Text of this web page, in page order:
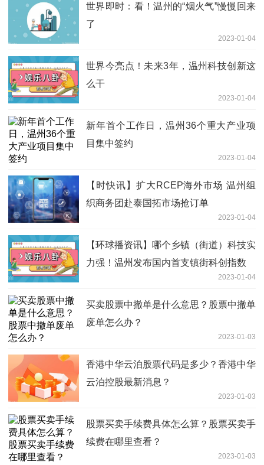
世界即时：看！温州的“烟火气”慢慢回来
了
2023-01-04
世界今亮点！未来3年，温州科技创新这
么干
2023-01-04
新年首个工作日，温州36个重大产业项
目集中签约
2023-01-04
【时快讯】扩大RCEP海外市场 温州组
织商务团赴泰国拓市场抢订单
2023-01-04
【环球播资讯】哪个乡镇（街道）科技实
力强！温州发布国内首支镇街科创指数
2023-01-04
买卖股票中撤单是什么意思？股票中撤单
废单怎么办？
2023-01-03
香港中华云泊股票代码是多少？香港中华
云泊控股最新消息？
2023-01-03
股票买卖手续费具体怎么算？股票买卖手
续费在哪里查看？
2023-01-03